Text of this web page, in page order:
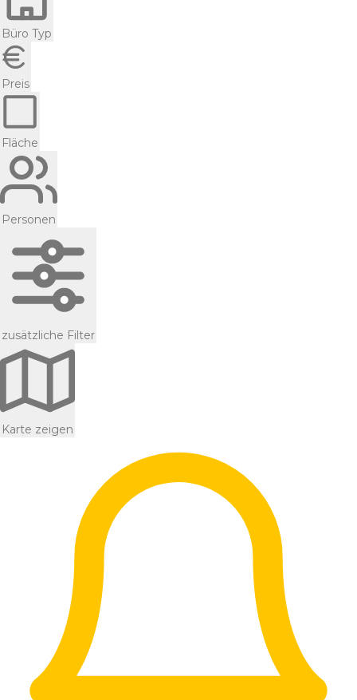
Büro Typ
Preis
Fläche
Personen
zusätzliche Filter
Karte zeigen